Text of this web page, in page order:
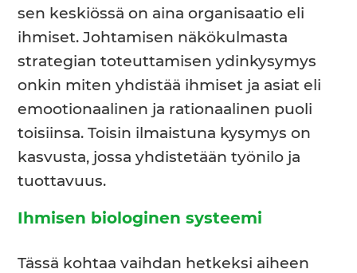
sen keskiössä on aina organisaatio eli
ihmiset. Johtamisen näkökulmasta
strategian toteuttamisen ydinkysymys
onkin miten yhdistää ihmiset ja asiat eli
emootionaalinen ja rationaalinen puoli
toisiinsa. Toisin ilmaistuna kysymys on
kasvusta, jossa yhdistetään työnilo ja
tuottavuus.
Ihmisen biologinen systeemi
Tässä kohtaa vaihdan hetkeksi aiheen